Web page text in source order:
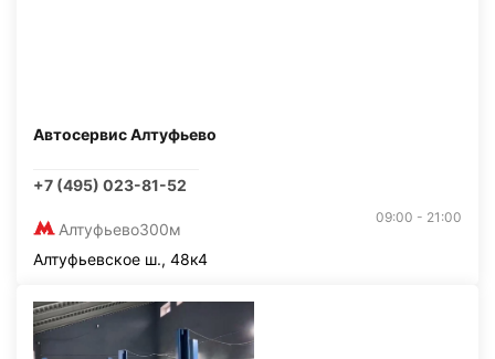
Автосервис Алтуфьево
+7 (495) 023-81-52
Алтуфьево300м
09:00 - 21:00
Алтуфьевское ш., 48к4